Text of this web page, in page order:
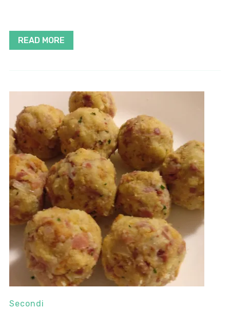
READ MORE
Secondi